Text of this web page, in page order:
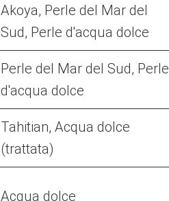
Akoya, Perle del Mar del
Sud, Perle d'acqua dolce
Perle del Mar del Sud, Perle
d'acqua dolce
Tahitian, Acqua dolce
(trattata)
Acqua dolce